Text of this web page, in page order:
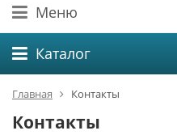
Меню
Каталог
Главная Контакты
Контакты